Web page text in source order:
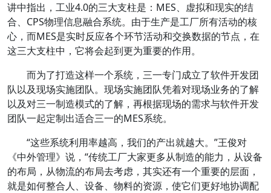
讲中指出，工业4.0的三大支柱是：MES、虚拟和现实的结
合、CPS物理信息融合系统。由于生产是工厂所有活动的核
心，而MES是实时反应各个环节活动和交换数据的节点，在
这三大支柱中，它将会起到更为重要的作用。
而为了打造这样一个系统，三一专门成立了软件开发团
队以及现场实施团队。现场实施团队凭着对现场业务的了解
以及对三一制造模式的了解，再根据现场的需求与软件开发
团队一起定制出适合三一的MES系统。
“这些系统利用率越高，我们的产出就越大。”王俊对
《中外管理》说，“传统工厂大家更多从制造的能力，从设备
的布局，从物流的布局去考虑，其实还有一个重要的层面，
就是如何整合人、设备、物料的资源，使它们更好地协调配